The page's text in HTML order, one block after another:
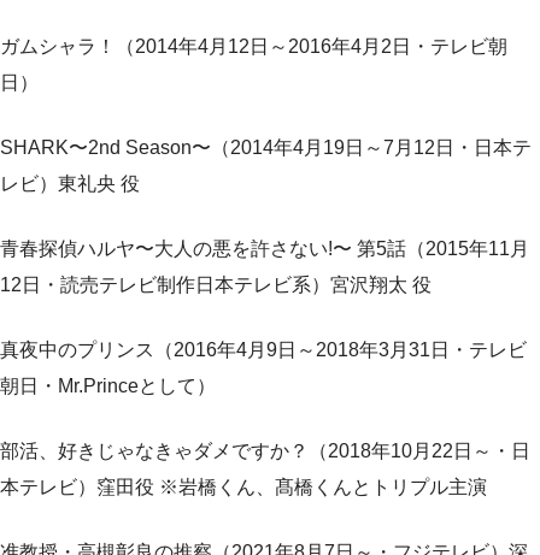
ガムシャラ！（2014年4月12日～2016年4月2日・テレビ朝
日）
SHARK〜2nd Season〜（2014年4月19日～7月12日・日本テ
レビ）東礼央 役
青春探偵ハルヤ〜大人の悪を許さない!〜 第5話（2015年11月
12日・読売テレビ制作日本テレビ系）宮沢翔太 役
真夜中のプリンス（2016年4月9日～2018年3月31日・テレビ
朝日・Mr.Princeとして）
部活、好きじゃなきゃダメですか？（2018年10月22日～・日
本テレビ）窪田役 ※岩橋くん、髙橋くんとトリプル主演